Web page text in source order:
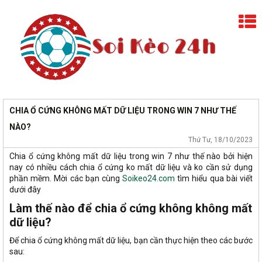
CHIA Ổ CỨNG KHÔNG MẤT DỮ LIỆU TRONG WIN 7 NHƯ THẾ
NÀO?
Thứ Tư, 18/10/2023
Chia ổ cứng không mất dữ liệu trong win 7 như thế nào bởi hiện
nay có nhiều cách chia ổ cứng ko mất dữ liệu và ko cần sử dụng
phần mềm. Mời các bạn cùngSoikeo24.com tìm hiểu qua bài viết
dưới đây
Làm thế nào để chia ổ cứng không không mất
dữ liệu?
Để chia ổ cứng không mất dữ liệu, bạn cần thực hiện theo các bước
sau: